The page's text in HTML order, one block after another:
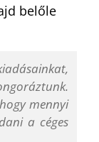
belőle
mennyi
a céges